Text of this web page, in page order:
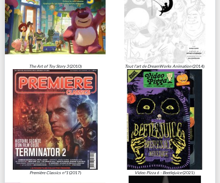
The Art of Toy Story 3(2010) Tout l'art de DreamWorks Animation (2014)
Première Classics n°1(2017) Video Pizza 6 - Beetlejuice(2021)